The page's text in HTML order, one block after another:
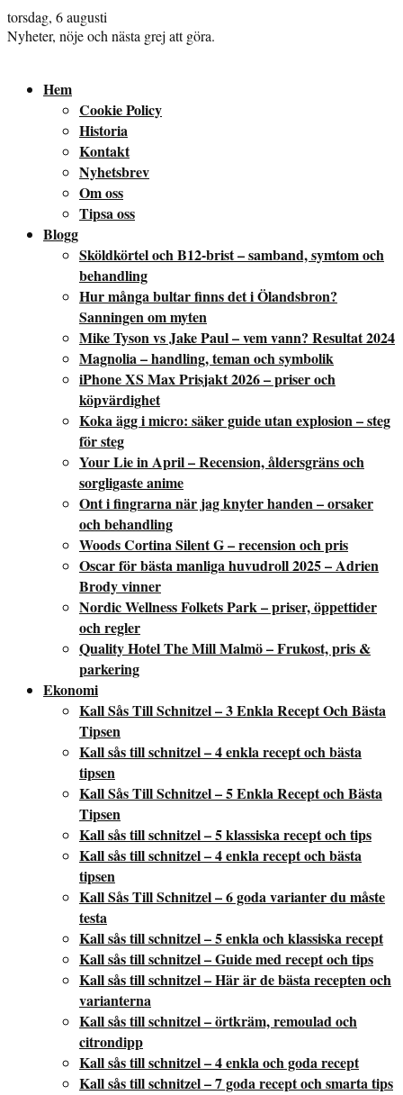
torsdag, 6 augusti
Nyheter, nöje och nästa grej att göra.
Hem
Cookie Policy
Historia
Kontakt
Nyhetsbrev
Om oss
Tipsa oss
Blogg
Sköldkörtel och B12-brist – samband, symtom och
behandling
Hur många bultar finns det i Ölandsbron?
Sanningen om myten
Mike Tyson vs Jake Paul – vem vann? Resultat 2024
Magnolia – handling, teman och symbolik
iPhone XS Max Prisjakt 2026 – priser och
köpvärdighet
Koka ägg i micro: säker guide utan explosion – steg
för steg
Your Lie in April – Recension, åldersgräns och
sorgligaste anime
Ont i fingrarna när jag knyter handen – orsaker
och behandling
Woods Cortina Silent G – recension och pris
Oscar för bästa manliga huvudroll 2025 – Adrien
Brody vinner
Nordic Wellness Folkets Park – priser, öppettider
och regler
Quality Hotel The Mill Malmö – Frukost, pris &
parkering
Ekonomi
Kall Sås Till Schnitzel – 3 Enkla Recept Och Bästa
Tipsen
Kall sås till schnitzel – 4 enkla recept och bästa
tipsen
Kall Sås Till Schnitzel – 5 Enkla Recept och Bästa
Tipsen
Kall sås till schnitzel – 5 klassiska recept och tips
Kall sås till schnitzel – 4 enkla recept och bästa
tipsen
Kall Sås Till Schnitzel – 6 goda varianter du måste
testa
Kall sås till schnitzel – 5 enkla och klassiska recept
Kall sås till schnitzel – Guide med recept och tips
Kall sås till schnitzel – Här är de bästa recepten och
varianterna
Kall sås till schnitzel – örtkräm, remoulad och
citrondipp
Kall sås till schnitzel – 4 enkla och goda recept
Kall sås till schnitzel – 7 goda recept och smarta tips